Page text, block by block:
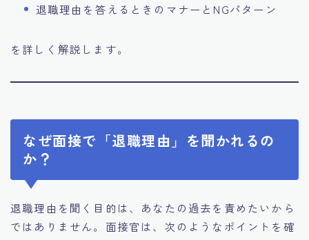
退職理由を答えるときのマナーとNGパターン
を詳しく解説します。
なぜ面接で「退職理由」を聞かれるの
か？
退職理由を聞く目的は、あなたの過去を責めたいから
ではありません。面接官は、次のようなポイントを確